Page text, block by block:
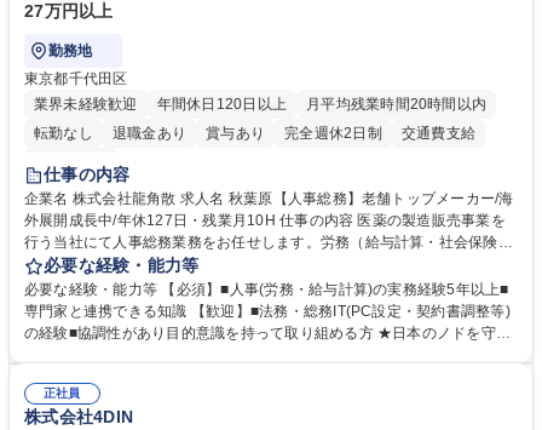
27万円以上
勤務地
東京都千代田区
業界未経験歓迎
年間休日120日以上
月平均残業時間20時間以内
転勤なし
退職金あり 賞与あり 完全週休2日制
交通費支給
土日祝休み
仕事の内容
企業名 株式会社龍角散 求人名 秋葉原【人事総務】老舗トップメーカー/海
外展開成長中/年休127日・残業月10H 仕事の内容 医薬の製造販売事業を
行う当社にて人事総務業務をお任せします。労務（給与計算・社会保険業
務等）を主軸に、総務・IT機器管理・契約書管理など幅広くバックオフィ
スを支える業務です。 【具体的には】 ■人事労務：勤怠管理、給与・賞与
計算、社保対応（社労士窓口）、就業規則改定、新卒・中途採用、面接対
応、採用補助、教育・研修、就業規則改定、人事制度 ■総務：庶務、備品
ただけます。 募集職種 秋葉原【人事総務】老舗トップメーカー/海外展開
成長中/年休127日・残業月10H
必要な経験・能力等
必要な経験・能力等 【必須】■人事(労務・給与計算)の実務経験5年以上■
専門家と連携できる知識 【歓迎】■法務・総務IT(PC設定・契約書調整等)
の経験■協調性があり目的意識を持って取り組める方 ★日本のノドを守り
強化など急激な環境変化にも能動的に進化する経営基盤があります。 ★時
差勤務制度があり、残業も月10時間程度。ワークライフバランスを保ちな
正社員
株式会社4DIN